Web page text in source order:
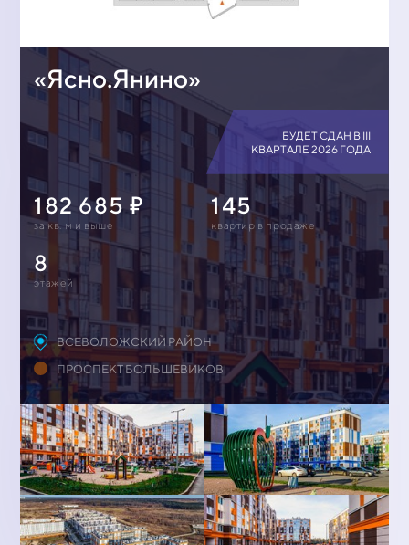
«Ясно.Янино»
БУДЕТ СДАН В III
КВАРТАЛЕ 2026 ГОДА
182 685
за кв. м и выше
145
квартир в продаже
8
этажей
ВСЕВОЛОЖСКИЙ РАЙОН
ПРОСПЕКТ БОЛЬШЕВИКОВ